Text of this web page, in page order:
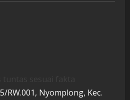
RW.001, Nyomplong, Kec.